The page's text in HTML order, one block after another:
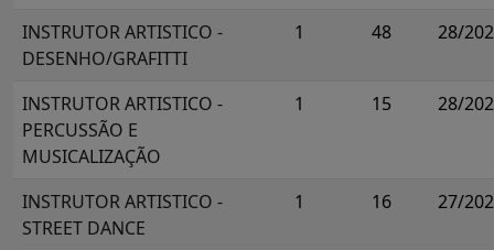
INSTRUTOR ARTISTICO -
DESENHO/GRAFITTI
1 48 28/
INSTRUTOR ARTISTICO -
PERCUSSÃO E
MUSICALIZAÇÃO
1 15 28/
INSTRUTOR ARTISTICO -
STREET DANCE
1 16 27/